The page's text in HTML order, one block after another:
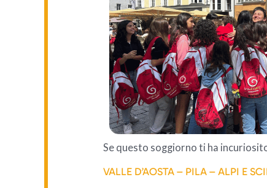
Se questo soggiorno ti ha
VALLE D’AOSTA – PILA – ALPI E